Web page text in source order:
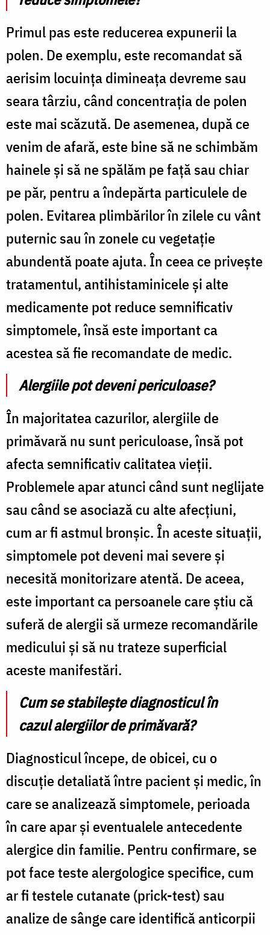
Primul pas este reducerea expunerii la
polen. De exemplu, este recomandat să
aerisim locuința dimineața devreme sau
seara târziu, când concentrația de polen
este mai scăzută. De asemenea, după ce
venim de afară, este bine să ne schimbăm
hainele și să ne spălăm pe față sau chiar
pe păr, pentru a îndepărta particulele de
polen. Evitarea plimbărilor în zilele cu vânt
puternic sau în zonele cu vegetație
abundentă poate ajuta. În ceea ce privește
tratamentul, antihistaminicele și alte
medicamente pot reduce semnificativ
simptomele, însă este important ca
acestea să fie recomandate de medic.
Alergiile pot deveni periculoase?
În majoritatea cazurilor, alergiile de
primăvară nu sunt periculoase, însă pot
afecta semnificativ calitatea vieții.
Problemele apar atunci când sunt neglijate
sau când se asociază cu alte afecțiuni,
cum ar fi astmul bronșic. În aceste situații,
simptomele pot deveni mai severe și
necesită monitorizare atentă. De aceea,
este important ca persoanele care știu că
suferă de alergii să urmeze recomandările
medicului și să nu trateze superficial
aceste manifestări.
Cum se stabilește diagnosticul în
cazul alergiilor de primăvară?
Diagnosticul începe, de obicei, cu o
discuție detaliată între pacient și medic, în
care se analizează simptomele, perioada
în care apar și eventualele antecedente
alergice din familie. Pentru confirmare, se
pot face teste alergologice specifice, cum
ar fi testele cutanate (prick-test) sau
analize de sânge care identifică anticorpii